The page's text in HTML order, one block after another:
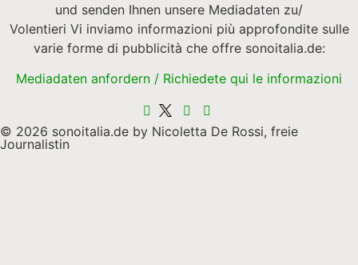
und senden Ihnen unsere Mediadaten zu/
Volentieri Vi inviamo informazioni più approfondite sulle
varie forme di pubblicità che offre sonoitalia.de:
Mediadaten anfordern / Richiedete qui le informazioni
© 2026 sonoitalia.de by Nicoletta De Rossi, freie
Journalistin